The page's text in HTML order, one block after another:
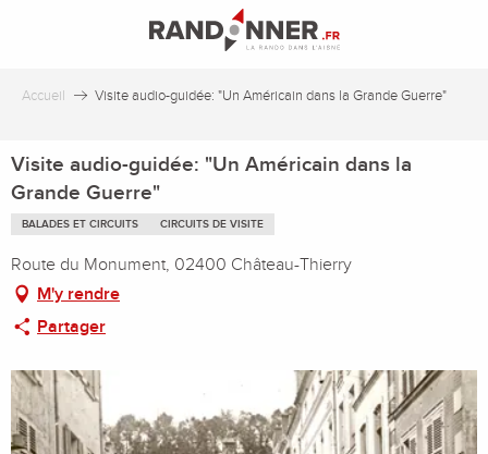
principal
Accueil Visite audio-guidée: "Un Américain dans la Grande Guerre"
Visite audio-guidée: "Un Américain dans la
Grande Guerre"
BALADES ET CIRCUITS CIRCUITS DE VISITE
Route du Monument, 02400 Château-Thierry
M'y rendre
Partager